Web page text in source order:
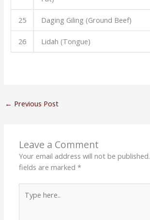
25 Daging Giling (Ground Beef)
26 Lidah (Tongue)
← Previous Post
Leave a Comment
Your email address will not be published.
fields are marked*
here..